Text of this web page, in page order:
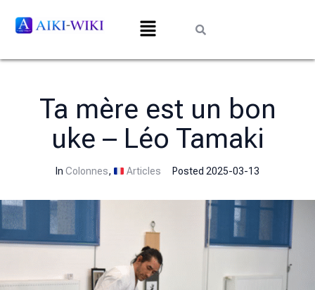
Ta mère est un bon
uke – Léo Tamaki
InColonnes, Articles Posted 2025-03-13